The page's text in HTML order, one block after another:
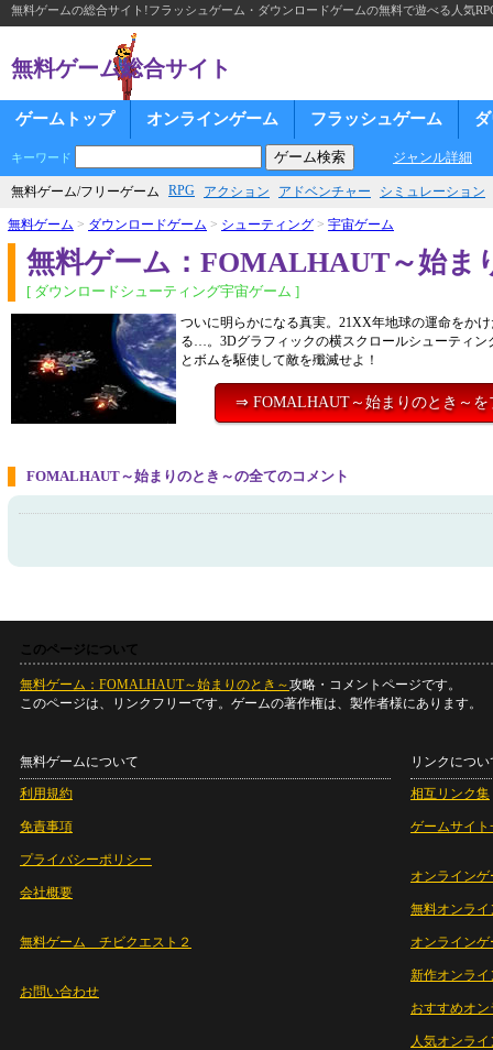
無料ゲームの総合サイト!フラッシュゲーム・ダウンロードゲームの無料で遊べる人気
無料ゲーム総合サイト
ゲームトップ オンラインゲーム フラッシュゲーム
キーワード ジャンル詳細
無料ゲーム/フリーゲーム RPG アクション アドベンチャー シミュレーション
無料ゲーム > ダウンロードゲーム > シューティング > 宇宙ゲーム
無料ゲーム：FOMALHAUT～始ま
[ ダウンロードシューティング宇宙ゲーム ]
ついに明らかになる真実。21XX年地球の運命をか
る…。3Dグラフィックの横スクロールシューティン
とボムを駆使して敵を殲滅せよ！
⇒ FOMALHAUT～始まりのとき～を
FOMALHAUT～始まりのとき～の全てのコメント
このページについて
無料ゲーム：FOMALHAUT～始まりのとき～攻略・コメントページです。
このページは、リンクフリーです。ゲームの著作権は、製作者様にあります。
無料ゲームについて
利用規約
免責事項
プライバシーポリシー
会社概要
無料ゲーム チビクエスト２
お問い合わせ
リンクについ
相互リンク集
ゲームサイト
オンラインゲ
無料オンライ
オンライン
新作オンライ
おすすめオ
人気オンラ